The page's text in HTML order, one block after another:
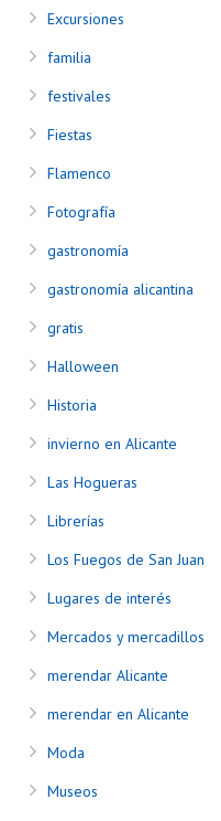
Excursiones
familia
festivales
Fiestas
Flamenco
Fotografía
gastronomía
gastronomía alicantina
gratis
Halloween
Historia
invierno en Alicante
Las Hogueras
Librerías
Los Fuegos de San Juan
Lugares de interés
Mercados y mercadillos
merendar Alicante
merendar en Alicante
Moda
Museos